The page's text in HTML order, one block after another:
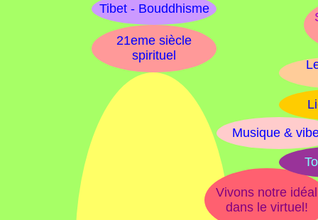
Tibet - Bouddhisme
21eme siècle
spirituel
Vivons notre idéal
dans le virtuel!
Musique &